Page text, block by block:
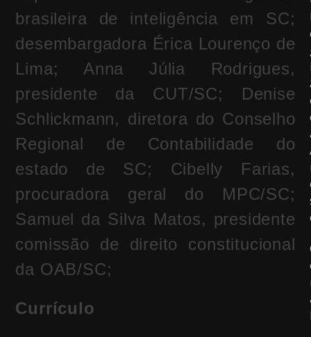
brasileira de inteligência em SC;
desembargadora Érica Lourenço de
Lima; Anna Júlia Rodrigues,
presidente da CUT/SC; Denise
Schlickmann, diretora do Conselho
Regional de Contabilidade do
estado de SC; Cibelly Farias,
procuradora geral do MPC/SC;
Samuel da Silva Matos, presidente
comissão de direito constitucional
da OAB/SC;
Currículo